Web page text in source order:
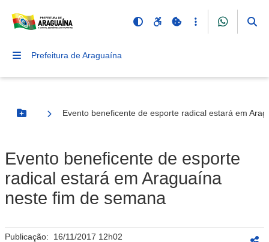
Prefeitura de Araguaína
Botão Menu
Evento beneficente de esporte radical estará em
Evento beneficente de esporte
radical estará em Araguaína
neste fim de semana
Publicação: 16/11/2017 12h02